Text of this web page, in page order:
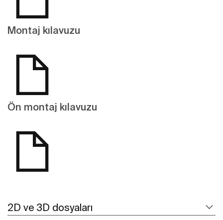
Montaj kılavuzu
Ön montaj kılavuzu
2D ve 3D dosyaları